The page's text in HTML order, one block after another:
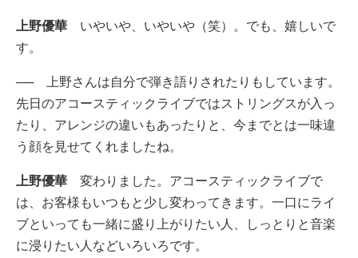
上野優華 いやいや、いやいや（笑）。でも、嬉しいで
す。
── 上野さんは自分で弾き語りされたりもしています。
先日のアコースティックライブではストリングスが入っ
たり、アレンジの違いもあったりと、今までとは一味違
う顔を見せてくれましたね。
上野優華 変わりました。アコースティックライブで
は、お客様もいつもと少し変わってきます。一口にライ
ブといっても一緒に盛り上がりたい人、しっとりと音楽
に浸りたい人などいろいろです。